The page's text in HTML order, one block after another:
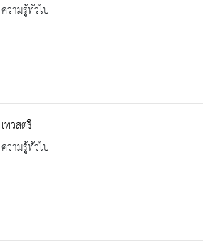
ความรู้ทั่วไป
เทวสตรี
ความรู้ทั่วไป